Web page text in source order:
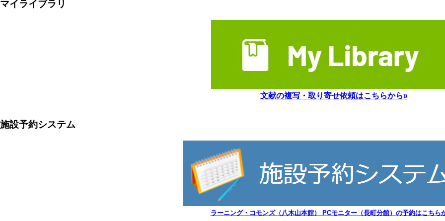
マイライブラリ
文献の複写・取り寄せ依頼はこちらから»
施設予約システム
ラーニング・コモンズ（八木山本館） PCモニター（長町分館）の予約はこちら